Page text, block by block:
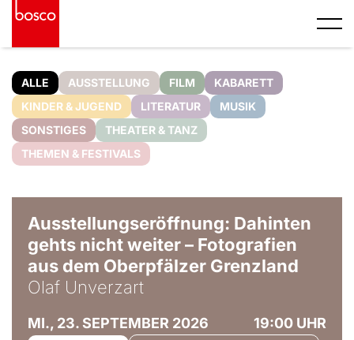
ALLE AUSSTELLUNG FILM
KABARETT
KINDER & JUGEND
LITERATUR
MUSIK
SONSTIGES
THEATER & TANZ
THEMEN & FESTIVALS
Ausstellungseröffnung: Dahinten
gehts nicht weiter – Fotografien
aus dem Oberpfälzer Grenzland
Olaf Unverzart
MI., 23. SEPTEMBER 2026 19:00 UHR